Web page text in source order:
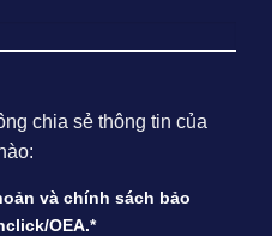
chia sẻ thông tin của
và chính sách bảo
OEA.*